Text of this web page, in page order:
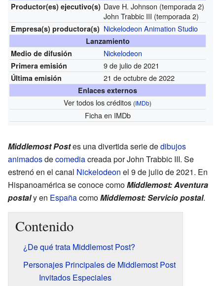
Productor(es) ejecutivo(s) Dave H. Johnson (temporada 2)
John Trabbic III (temporada 2)
Empresa(s) productora(s) Nickelodeon Animation Studio
Lanzamiento
Medio de difusión
Nickelodeon
Primera emisión 9 de julio de 2021
Última emisión 21 de octubre de 2022
Enlaces externos
Ver todos los créditos (IMDb)
Fichaen IMDb
Middlemost Postes una divertida serie dedibujos
animadosdecomediacreada por John Trabbic III. Se
estrenó en el canal Nickelodeon el 9 de julio de 2021. En
Hispanoamérica se conoce comoMiddlemost: Aventura
postaly en EspañacomoMiddlemost: Servicio postal.
Contenido
¿De qué trata Middlemost Post?
Personajes Principales de Middlemost Post
Invitados Especiales